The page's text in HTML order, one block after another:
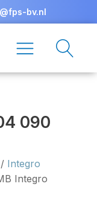
bv.nl
090
/ Integro
Integro